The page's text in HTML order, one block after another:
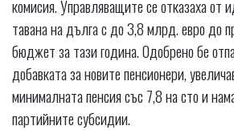
комисия. Управляващите се отказаха от
тавана на дълга с до 3,8 млрд. евро до
бюджет за тази година. Одобрено бе
добавката за новите пенсионери,
минималната пенсия със 7,8 на сто и
партийните субсидии.